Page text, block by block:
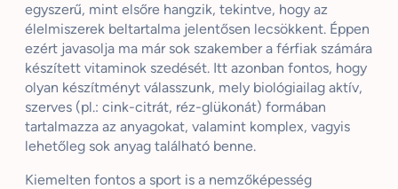
egyszerű, mint elsőre hangzik, tekintve, hogy az
élelmiszerek beltartalma jelentősen lecsökkent. Éppen
ezért javasolja ma már sok szakember a férfiak számára
készített vitaminok szedését. Itt azonban fontos, hogy
olyan készítményt válasszunk, mely biológiailag aktív,
szerves (pl.: cink-citrát, réz-glükonát) formában
tartalmazza az anyagokat, valamint komplex, vagyis
lehetőleg sok anyag található benne.
Kiemelten fontos a sport is a nemzőképesség